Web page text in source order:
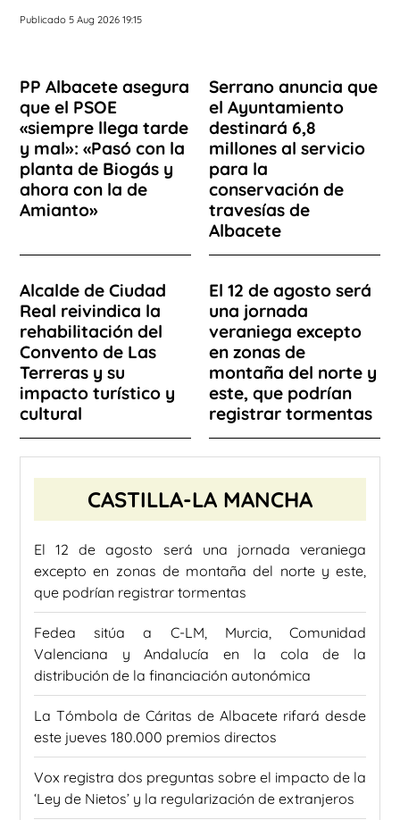
Publicado 5 Aug 2026 19:15
PP Albacete asegura
que el PSOE
«siempre llega tarde
y mal»: «Pasó con la
planta de Biogás y
ahora con la de
Amianto»
Serrano anuncia que
el Ayuntamiento
destinará 6,8
millones al servicio
para la
conservación de
travesías de
Albacete
Alcalde de Ciudad
Real reivindica la
rehabilitación del
Convento de Las
Terreras y su
impacto turístico y
cultural
El 12 de agosto será
una jornada
veraniega excepto
en zonas de
montaña del norte y
este, que podrían
registrar tormentas
CASTILLA-LA MANCHA
El 12 de agosto será una jornada veraniega
excepto en zonas de montaña del norte y este,
que podrían registrar tormentas
Fedea sitúa a C-LM, Murcia, Comunidad
Valenciana y Andalucía en la cola de la
distribución de la financiación autonómica
La Tómbola de Cáritas de Albacete rifará desde
este jueves 180.000 premios directos
Vox registra dos preguntas sobre el impacto de la
‘Ley de Nietos’ y la regularización de extranjeros